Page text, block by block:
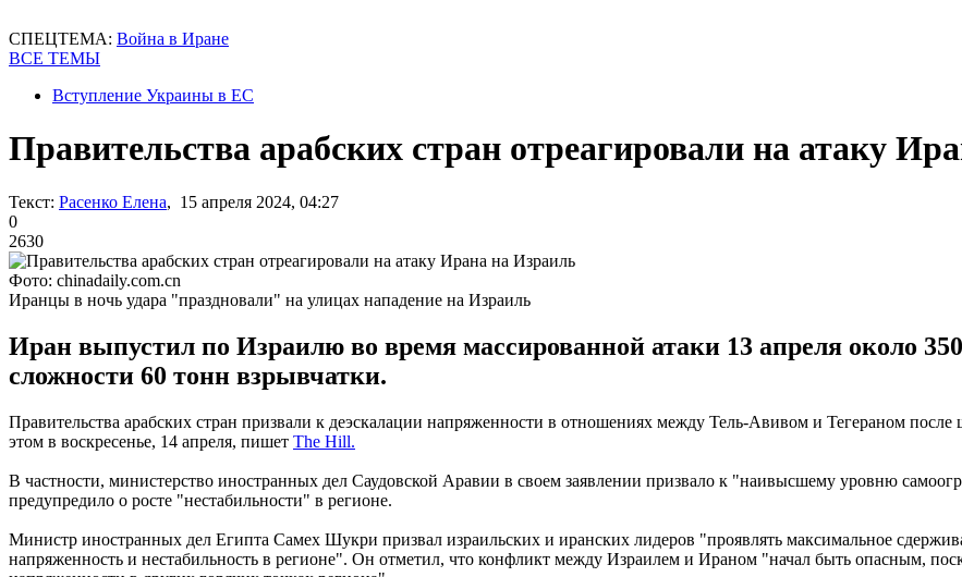
СПЕЦТЕМА: Война в Иране
ВСЕ ТЕМЫ
Вступление Украины в ЕС
Правительства арабских стран отреагировали на атаку
Текст: Расенко Елена, 15 апреля 2024, 04:27
0
2630
Фото: chinadaily.com.cn
Иранцы в ночь удара "праздновали" на улицах нападение на Израиль
Иран выпустил по Израилю во время массированной атаки 13 апреля около
сложности 60 тонн взрывчатки.
Правительства арабских стран призвали к деэскалации напряженности в отношениях между Тель-Авивом и Тегераном
этом в воскресенье, 14 апреля, пишет The Hill.
В частности, министерство иностранных дел Саудовской Аравии в своем заявлении призвало к "наивысшему уровню
предупредило о росте "нестабильности" в регионе.
Министр иностранных дел Египта Самех Шукри призвал израильских и иранских лидеров "проявлять максимальное
напряженность и нестабильность в регионе". Он отметил, что конфликт между Израилем и Ираном "начал быть опасным,